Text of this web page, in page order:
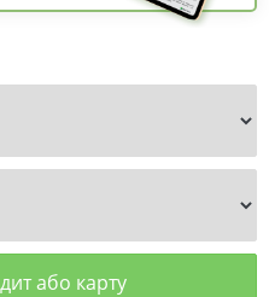
або карту